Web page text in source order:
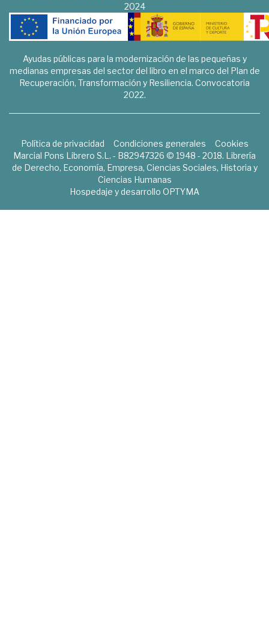
2024
Ayudas públicas para la modernización de las pequeñas y
medianas empresas del sector del libro en el marco del Plan de
Recuperación, Transformación y Resiliencia. Convocatoria
2022.
Política de privacidad Condiciones generales
Cookies
Marcial Pons Librero S.L. - B82947326 © 1948 - 2018. Librería
de Derecho, Economía, Empresa, Ciencias Sociales, Historia y
Ciencias Humanas
Hospedaje y desarrollo OPTYMA